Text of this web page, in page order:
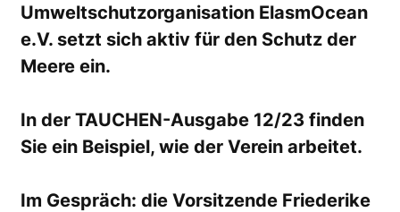
Umweltschutzorganisation ElasmOcean
e.V. setzt sich aktiv für den Schutz der
Meere ein.
In der TAUCHEN-Ausgabe 12/23 finden
Sie ein Beispiel, wie der Verein arbeitet.
Im Gespräch: die Vorsitzende Friederike